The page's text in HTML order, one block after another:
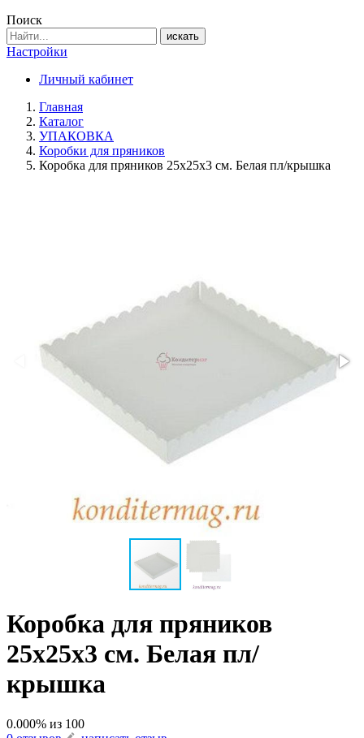
Поиск
искать
Настройки
Личный кабинет
Главная
Каталог
УПАКОВКА
Коробки для пряников
Коробка для пряников 25х25х3 см. Белая пл/крышка
Коробка для пряников
25х25х3 см. Белая пл/
крышка
0.000% из 100